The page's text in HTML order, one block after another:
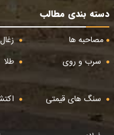
دسته بندی مطالب
مصاحبه ها
سرب و روی
طلا
سنگ های قیمتی